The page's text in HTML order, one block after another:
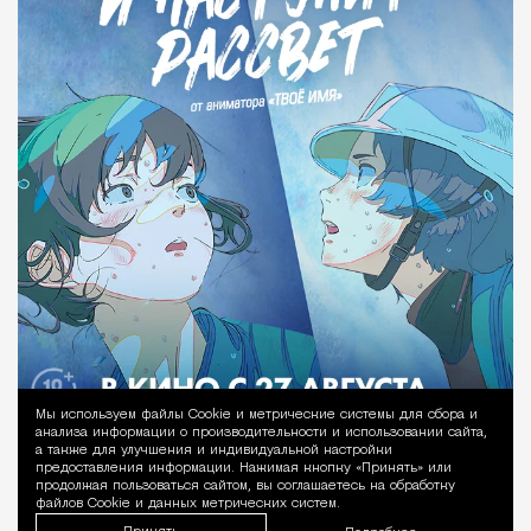
Уведомление
Мы используем файлы Сookie и метрические системы для сбора и
анализа информации о производительности и использовании сайта,
а также для улучшения и индивидуальной настройки
предоставления информации. Нажимая кнопку «Принять» или
продолжая пользоваться сайтом, вы соглашаетесь на обработку
файлов Cookie и данных метрических систем.